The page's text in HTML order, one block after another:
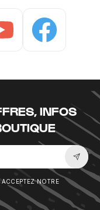
INFOS
ACCEPTEZ NOTRE